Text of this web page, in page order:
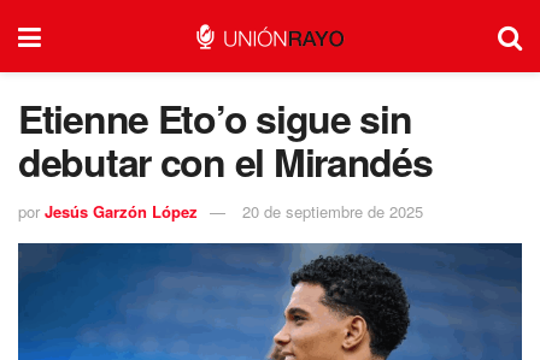
Etienne Eto’o sigue sin
debutar con el Mirandés
por Jesús Garzón López 20 de septiembre de 2025